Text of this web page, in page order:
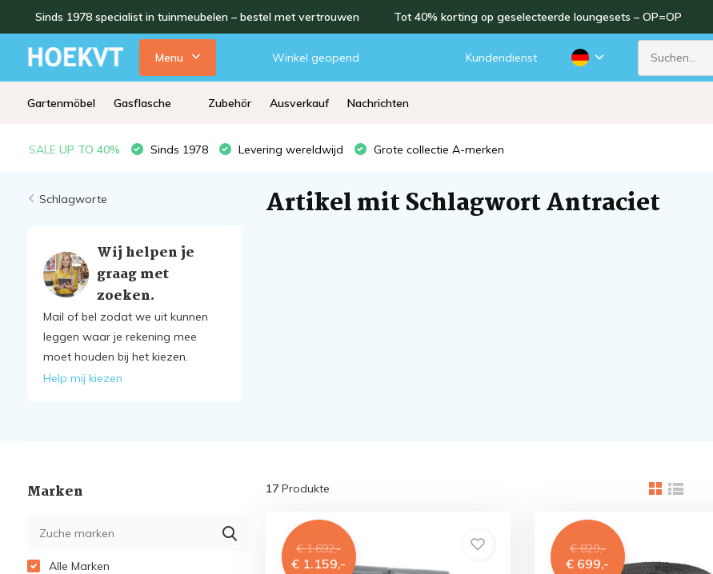
Sinds 1978 specialist in tuinmeubelen – bestel met vertrouwen Tot 40% korting op geselecteerde loungesets – OP=OP
Menu Winkel geopend Kundendienst
Gartenmöbel Gasflasche Zubehör Ausverkauf Nachrichten
SALE UP TO 40% Sinds 1978 Levering wereldwijd Grote collectie A-merken
Schlagworte
Wij helpen je
graag met
zoeken.
Mail of bel zodat we uit kunnen
leggen waar je rekening mee
moet houden bij het kiezen.
Help mij kiezen
Artikel mit Schlagwort Antraciet
Marken
Alle Marken
17Produkte
€ 1.692,-
€ 1.159,-
€ 829,-
€ 699,-